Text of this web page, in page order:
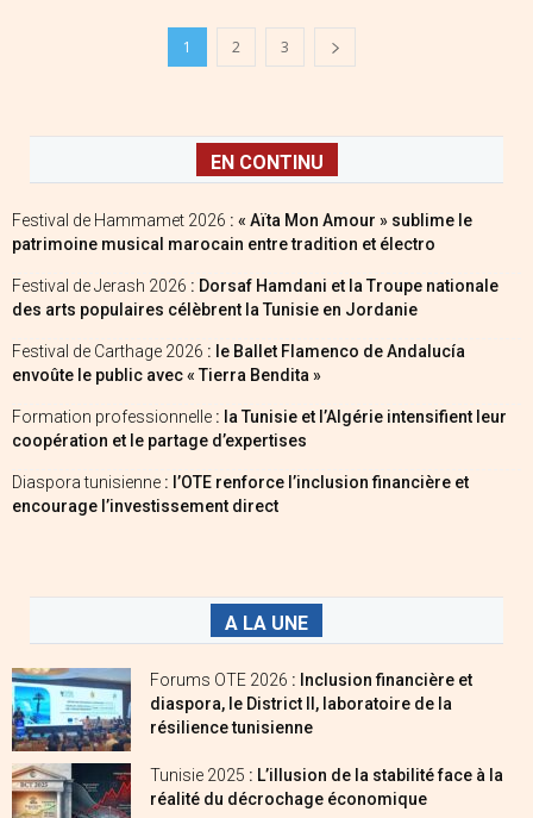
1 2 3
EN CONTINU
Festival de Hammamet 2026 : « Aïta Mon Amour » sublime le
patrimoine musical marocain entre tradition et électro
Festival de Jerash 2026 : Dorsaf Hamdani et la Troupe nationale
des arts populaires célèbrent la Tunisie en Jordanie
Festival de Carthage 2026 : le Ballet Flamenco de Andalucía
envoûte le public avec « Tierra Bendita »
Formation professionnelle : la Tunisie et l’Algérie intensifient leur
coopération et le partage d’expertises
Diaspora tunisienne : l’OTE renforce l’inclusion financière et
encourage l’investissement direct
A LA UNE
Forums OTE 2026 : Inclusion financière et
diaspora, le District II, laboratoire de la
résilience tunisienne
Tunisie 2025 : L’illusion de la stabilité face à la
réalité du décrochage économique